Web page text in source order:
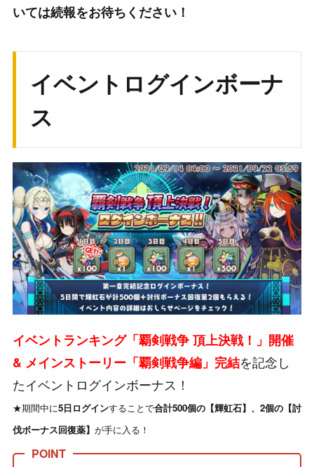
いては続報をお待ちください！
イベントログインボーナ
ス
イベントランキング「覇剣戦争 頂上決戦！」開催
& メインストーリー「覇剣戦争編」完結を記念し
たイベントログインボーナス！
★期間中に5日ログインすることで合計500個の【輝虹石】、2個の【討
伐ボーナス回復薬】 が手に入る！